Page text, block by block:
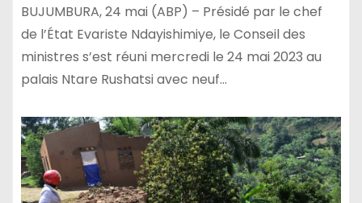
BUJUMBURA, 24 mai (ABP) – Présidé par le chef
de l’État Evariste Ndayishimiye, le Conseil des
ministres s’est réuni mercredi le 24 mai 2023 au
palais Ntare Rushatsi avec neuf…